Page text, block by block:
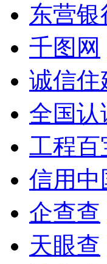
东营银
千图网
诚信住
全国
工程百
信用中
企查查
天眼查